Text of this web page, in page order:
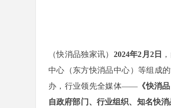
（快消品独家讯） 2024年2月2日
中心（东方快消品中心）等组成
办，行业领先全媒体——《快消
自政府部门、行业组织、知名快